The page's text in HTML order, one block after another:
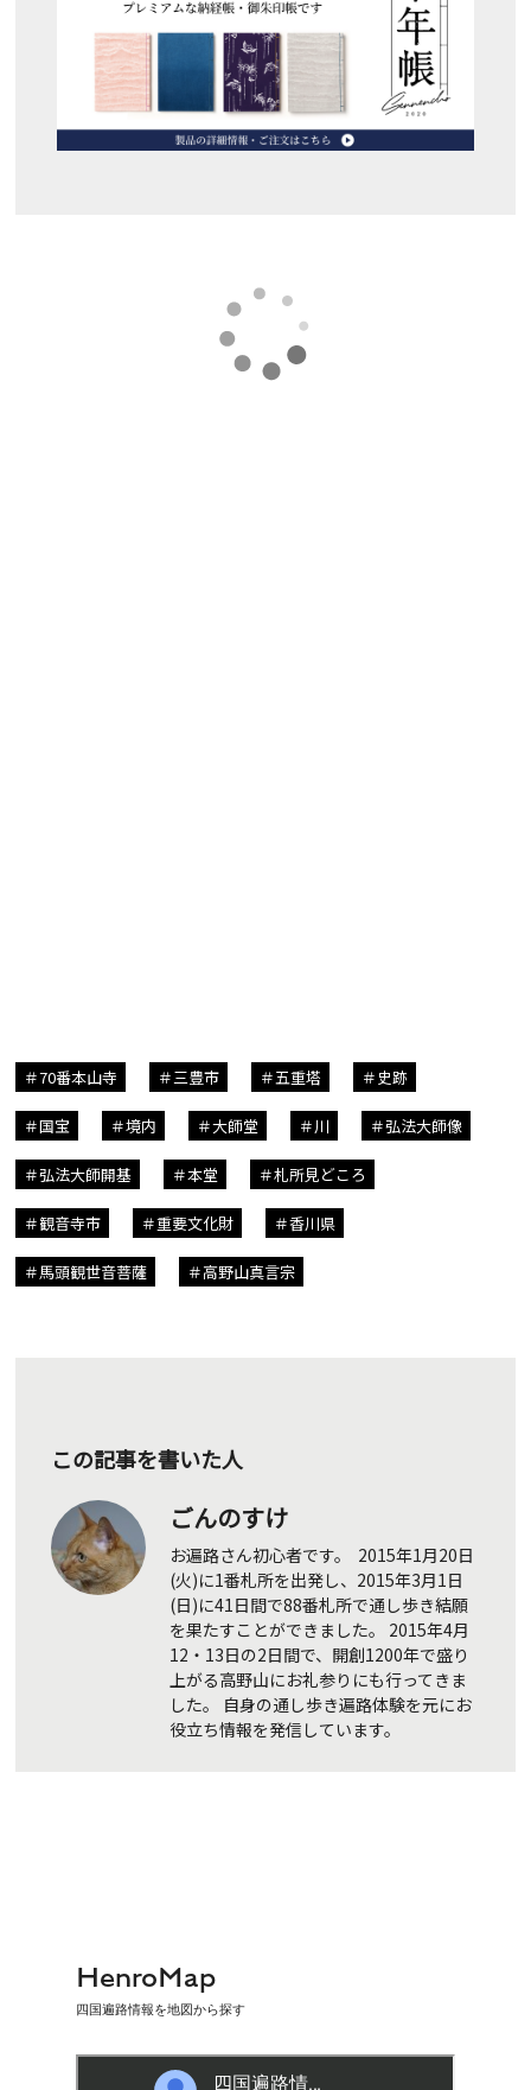
70番本山寺 三豊市 五重塔 史跡
国宝 境内 大師堂 川 弘法大師像
弘法大師開基 本堂 札所見どころ
観音寺市 重要文化財 香川県
馬頭観世音菩薩 高野山真言宗
この記事を書いた人
ごんのすけ
お遍路さん初心者です。 2015年1月20日
(火)に1番札所を出発し、2015年3月1日
(日)に41日間で88番札所で通し歩き結願
を果たすことができました。 2015年4月
12・13日の2日間で、開創1200年で盛り
上がる高野山にお礼参りにも行ってきま
した。 自身の通し歩き遍路体験を元にお
役立ち情報を発信しています。
HenroMap
四国遍路情報を地図から探す